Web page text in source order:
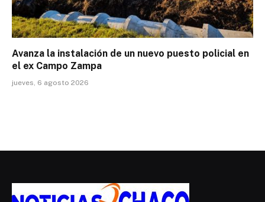
Avanza la instalación de un nuevo puesto policial en
el ex Campo Zampa
jueves, 6 agosto 2026